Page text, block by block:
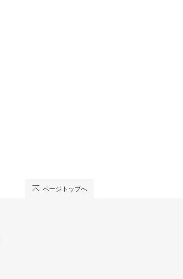
ページトップへ